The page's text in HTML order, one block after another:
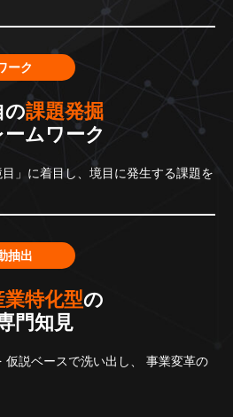
ーク
の課題発掘
ームワーク
」に着目し、境目に発生する課題を
抽出
業特化型の
門知見
仮説ベースで洗い出し、
事業変革の